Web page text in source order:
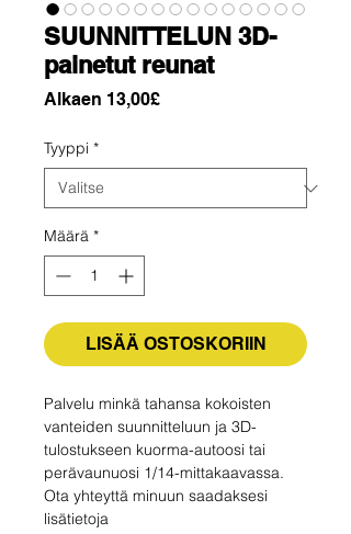
SUUNNITTELUN 3D-
painetut reunat
Alkaen 13,00£Alehinta
Tyyppi *
Määrä *
LISÄÄ OSTOSKORIIN
Palvelu minkä tahansa kokoisten
vanteiden suunnitteluun ja 3D-
tulostukseen kuorma-autoosi tai
perävaunuosi 1/14-mittakaavassa.
Ota yhteyttä minuun saadaksesi
lisätietoja